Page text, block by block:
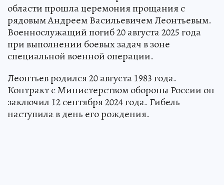
области прошла церемония прощания с
рядовым Андреем Васильевичем Леонтьевым.
Военнослужащий погиб 20 августа 2025 года
при выполнении боевых задач в зоне
специальной военной операции.
Леонтьев родился 20 августа 1983 года.
Контракт с Министерством обороны России он
заключил 12 сентября 2024 года. Гибель
наступила в день его рождения.